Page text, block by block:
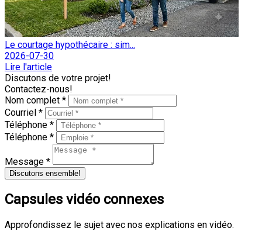
Le courtage hypothécaire : sim...
2026-07-30
Lire l'article
Discutons de votre projet!
Contactez-nous!
Nom complet *
Courriel *
Téléphone *
Téléphone *
Message *
Discutons ensemble!
Capsules vidéo connexes
Approfondissez le sujet avec nos explications en vidéo.